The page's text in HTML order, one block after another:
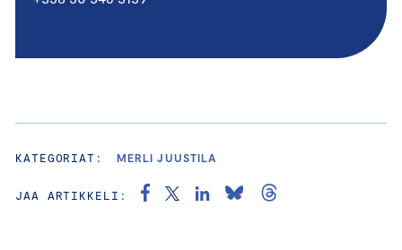
KATEGORIAT: MERLI JUUSTILA
JAA ARTIKKELI: